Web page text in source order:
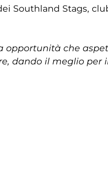
Southland Stags,
opportunità che
dando il meglio per